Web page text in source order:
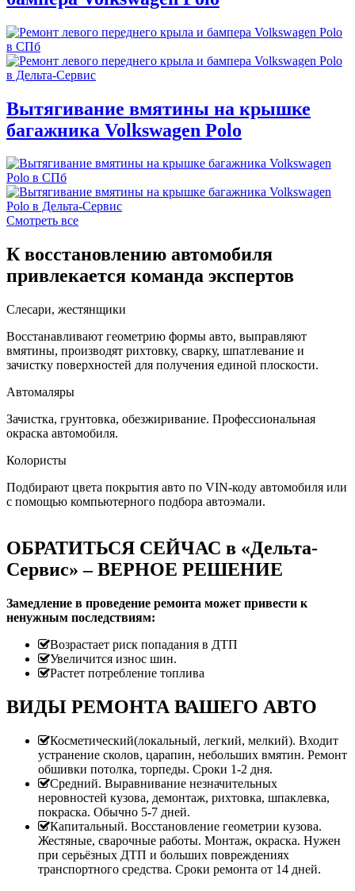
Вытягивание вмятины на крышке
багажника Volkswagen Polo
Смотреть все
К восстановлению автомобиля
привлекается команда экспертов
Слесари, жестянщики
Восстанавливают геометрию формы авто, выправляют
вмятины, производят рихтовку, сварку, шпатлевание и
зачистку поверхностей для получения единой плоскости.
Автомаляры
Зачистка, грунтовка, обезжиривание. Профессиональная
окраска автомобиля.
Колористы
Подбирают цвета покрытия авто по VIN-коду автомобиля или
с помощью компьютерного подбора автоэмали.
ОБРАТИТЬСЯ СЕЙЧАС в «Дельта-
Сервис» – ВЕРНОЕ РЕШЕНИЕ
Замедление в проведение ремонта может привести к
ненужным последствиям:
Возрастает риск попадания в ДТП
Увеличится износ шин.
Растет потребление топлива
ВИДЫ РЕМОНТА ВАШЕГО АВТО
Косметический(локальный, легкий, мелкий). Входит
устранение сколов, царапин, небольших вмятин. Ремонт
обшивки потолка, торпеды. Сроки 1-2 дня.
Средний. Выравнивание незначительных
неровностей кузова, демонтаж, рихтовка, шпаклевка,
покраска. Обычно 5-7 дней.
Капитальный. Восстановление геометрии кузова.
Жестяные, сварочные работы. Монтаж, окраска. Нужен
при серьёзных ДТП и больших повреждениях
транспортного средства. Сроки ремонта от 14 дней.